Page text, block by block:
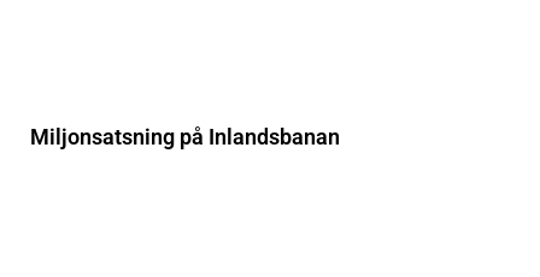
Miljonsatsning på Inlandsbanan